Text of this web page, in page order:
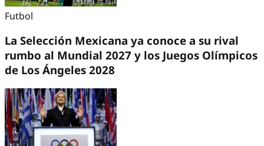
Futbol
La Selección Mexicana ya conoce a su rival
rumbo al Mundial 2027 y los Juegos Olímpicos
de Los Ángeles 2028